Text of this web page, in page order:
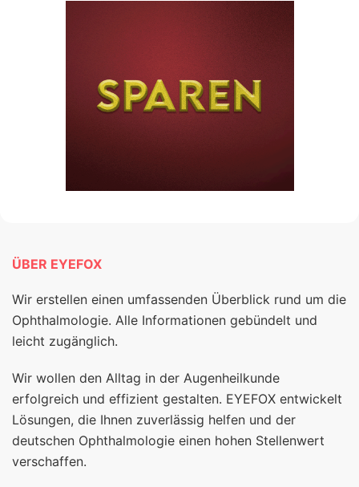
ÜBER EYEFOX
Wir erstellen einen umfassenden Überblick rund um die
Ophthalmologie. Alle Informationen gebündelt und
leicht zugänglich.
Wir wollen den Alltag in der Augenheilkunde
erfolgreich und effizient gestalten. EYEFOX entwickelt
Lösungen, die Ihnen zuverlässig helfen und der
deutschen Ophthalmologie einen hohen Stellenwert
verschaffen.